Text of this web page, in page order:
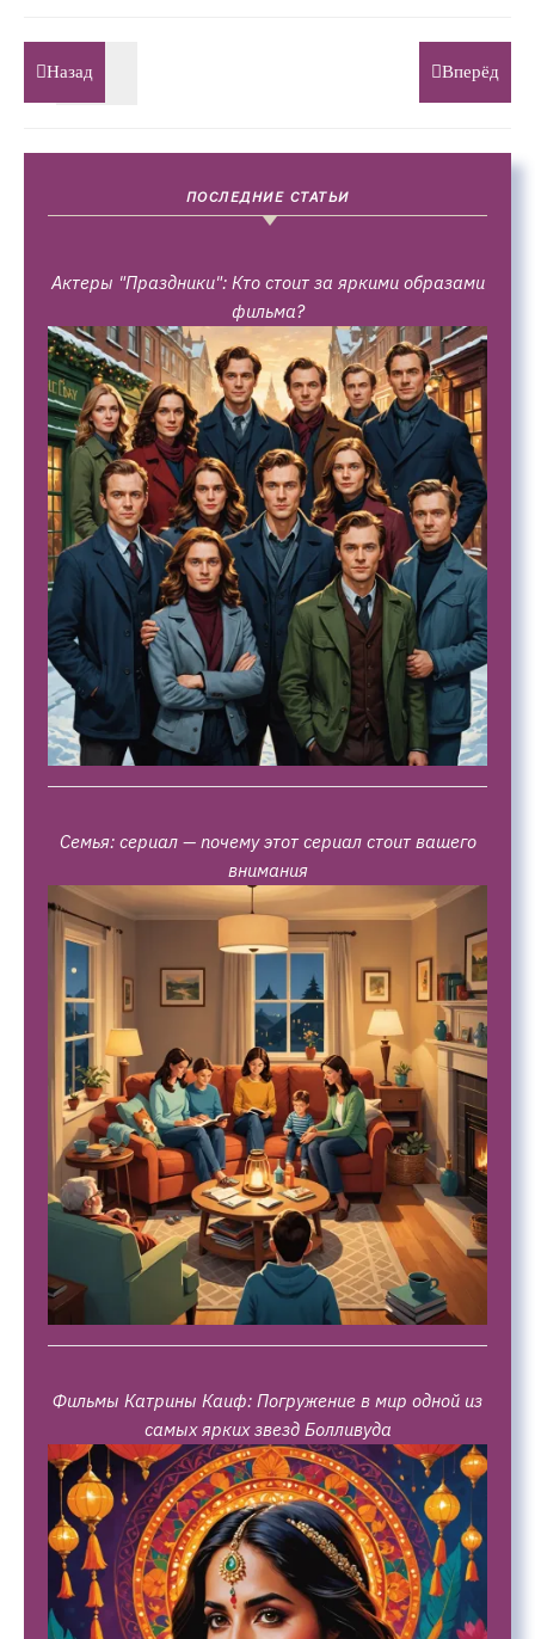
Назад Вперёд
ПОСЛЕДНИЕ СТАТЬИ
Актеры "Праздники": Кто стоит за яркими образами
фильма?
Семья: сериал — почему этот сериал стоит вашего
внимания
Фильмы Катрины Каиф: Погружение в мир одной из
самых ярких звезд Болливуда